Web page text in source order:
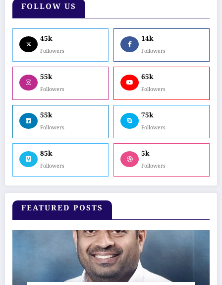
FOLLOW US
45k
Followers
14k
Followers
55k
Followers
65k
Followers
55k
Followers
75k
Followers
85k
Followers
5k
Followers
FEATURED POSTS